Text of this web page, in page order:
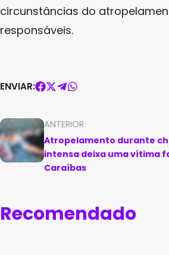
circunstâncias do
responsáveis.
ENVIAR:
ANTERIOR
Atropelamento durante
intensa deixa uma vítima
Caraíbas
Recomendado